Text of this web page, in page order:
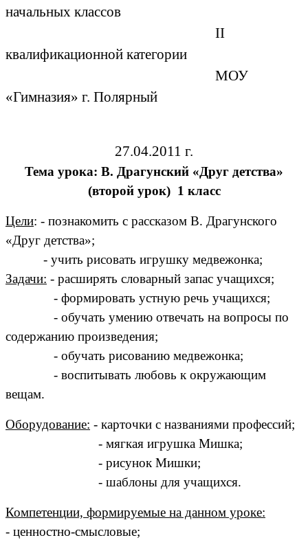
начальных классов
II
квалификационной категории
МОУ
«Гимназия» г. Полярный
27.04.2011 г.
Тема урока: В. Драгунский «Друг детства»
(второй урок) 1 класс
Цели: - познакомить с рассказом В. Драгунского
«Друг детства»;
- учить рисовать игрушку медвежонка;
Задачи: - расширять словарный запас учащихся;
- формировать устную речь учащихся;
- обучать умению отвечать на вопросы по
содержанию произведения;
- обучать рисованию медвежонка;
- воспитывать любовь к окружающим
вещам.
Оборудование: - карточки с названиями профессий;
- мягкая игрушка Мишка;
- рисунок Мишки;
- шаблоны для учащихся.
Компетенции, формируемые на данном уроке:
- ценностно-смысловые;